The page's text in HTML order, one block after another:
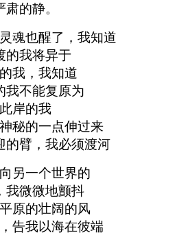
肃的静。
魂也醒了，我知道
的我将异于
我，我知道
我不能复原为
此岸的我
秘的一点伸过来
的臂，我必须渡河
另一个世界的
我微微地颤抖
原的壮阔的风
告我以海在彼端